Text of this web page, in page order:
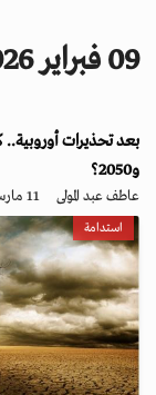
a
o
n
09 فبراير 2026
و2050؟
عاطف عبد المولى 11 مارس 2026 - 14:41
استدامة